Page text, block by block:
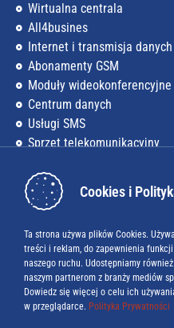
Wirtualna centrala
All4busines
Internet i transmisja danych
Abonamenty GSM
Moduły wideokonferencyjne
Centrum danych
Usługi SMS
Sprzęt telekomunikacyjny
Firma
O nas
Baza wiedzy
Blog
Do pobrania
Cookies i
Ta strona używa plików Cookies.
treści i reklam, do zapewnienia
naszego ruchu. Udostępniamy
naszym partnerom z branży mediów
Dowiedz się więcej o celu ich
w przeglądarce. Polityka Prywatności